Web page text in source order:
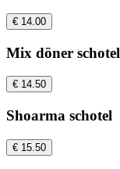
€ 14.00
Mix döner schotel
€ 14.50
Shoarma schotel
€ 15.50